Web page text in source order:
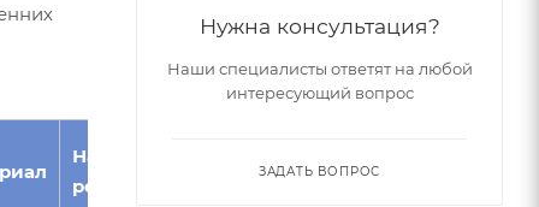
Направление
резания
точности/
Нужна консультация?
Наши специалисты ответят на любой
интересующий вопрос
ЗАДАТЬ ВОПРОС